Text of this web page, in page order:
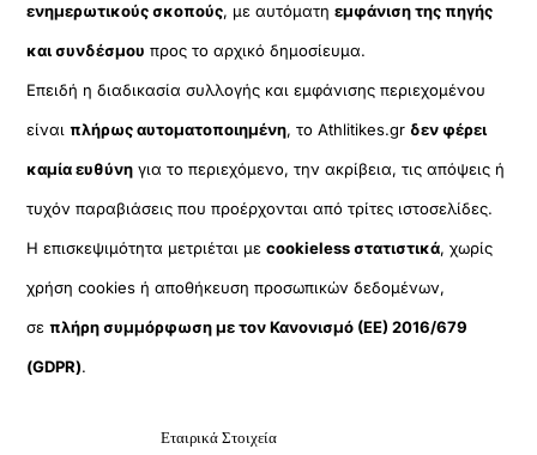
ενημερωτικούς σκοπούς, με αυτόματηεμφάνιση της πηγής
και συνδέσμου προς το αρχικό δημοσίευμα.
Επειδή η διαδικασία συλλογής και εμφάνισης περιεχομένου
είναιπλήρως αυτοματοποιημένη, το Athlitikes.gr δεν φέρει
καμία ευθύνη για το περιεχόμενο, την ακρίβεια, τις απόψεις ή
τυχόν παραβιάσεις που προέρχονται από τρίτες ιστοσελίδες.
Η επισκεψιμότητα μετριέται μεcookieless στατιστικά, χωρίς
χρήση cookies ή αποθήκευση προσωπικών δεδομένων,
σεπλήρη συμμόρφωση με τον Κανονισμό (ΕΕ) 2016/679
(GDPR).
Εταιρικά Στοιχεία